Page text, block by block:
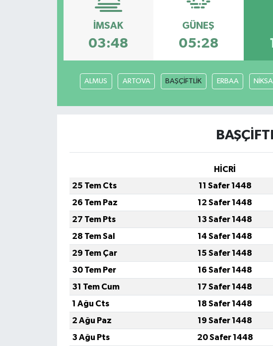
İMSAK
03:48
GÜNEŞ
05:28
ALMUS ARTOVA BAŞÇİFTLİK ERBAA
HİCRİ
25 Tem Cts
11 Safer 1448
26 Tem Paz
12 Safer 1448
27 Tem Pts
13 Safer 1448
28 Tem Sal
14 Safer 1448
29 Tem Çar
15 Safer 1448
30 Tem Per
16 Safer 1448
31 Tem Cum
17 Safer 1448
1 Ağu Cts
18 Safer 1448
2 Ağu Paz
19 Safer 1448
3 Ağu Pts
20 Safer 1448
Yerel Yönetimler